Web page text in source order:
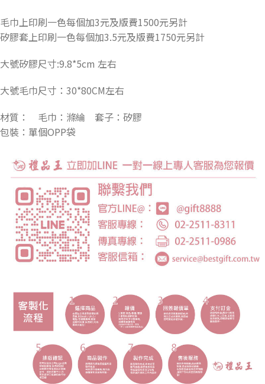
毛巾上印刷一色每個加3元及版費1500元另計
矽膠套上印刷一色每個加3.5元及版費1750元另計
大號矽膠尺寸:9.8*5cm 左右
大號毛巾尺寸：30*80CM左右
材質： 毛巾：滌綸 套子：矽膠
包裝：單個OPP袋